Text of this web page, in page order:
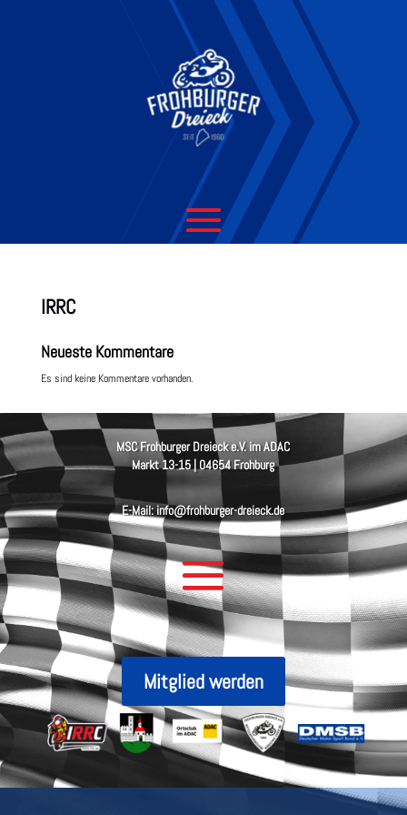
IRRC
Neueste Kommentare
Es sind keine Kommentare vorhanden.
MSC Frohburger Dreieck e.V. im ADAC
Markt 13-15 | 04654 Frohburg
E-Mail: info@frohburger-dreieck.de
Mitglied werden